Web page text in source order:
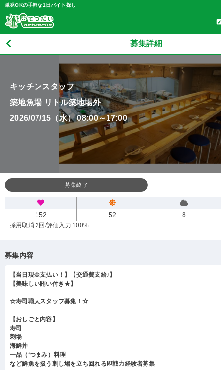
単発OKの手軽な1日バイト探し
募集詳細
キッチンスタッフ
築地魚場 リトル築地場外
2026/07/15（水） 08:00～17:00
募集終了
152 52 8
採用取消 2回 /評価入力 100%
募集内容
【当日現金支払い！】【交通費支給♪】
【美味しい賄い付き★】
☆寿司職人スタッフ募集！☆
【おしごと内容】
寿司
刺場
海鮮丼
一品（‘つまみ）料理
など鮮魚を扱う刺し場を立ち回れる即戦力経験者募集